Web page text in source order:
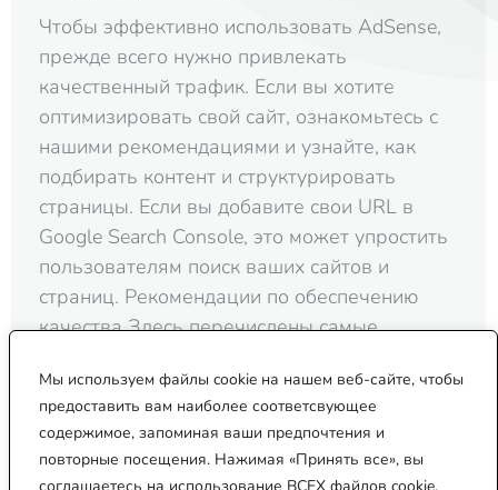
Мы используем файлы cookie на нашем веб-сайте, чтобы
предоставить вам наиболее соответсвующее
содержимое, запоминая ваши предпочтения и
повторные посещения. Нажимая «Принять все», вы
Чтобы эффективно использовать AdSense,
прежде всего нужно привлекать
качественный трафик. Если вы хотите
оптимизировать свой сайт, ознакомьтесь с
нашими рекомендациями и узнайте, как
подбирать контент и структурировать
страницы. Если вы добавите свои URL в
Google Search Console, это может упростить
пользователям поиск ваших сайтов и
страниц. Рекомендации по обеспечению
качества Здесь перечислены самые
2017 — 2026 © CREATOBELLE